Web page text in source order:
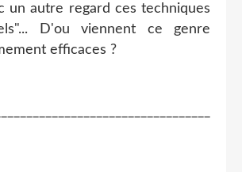
un autre regard ces techniques
D'ou viennent ce genre
efficaces ?